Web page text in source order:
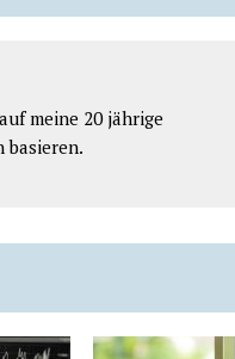
meine 20 jährige
basieren.